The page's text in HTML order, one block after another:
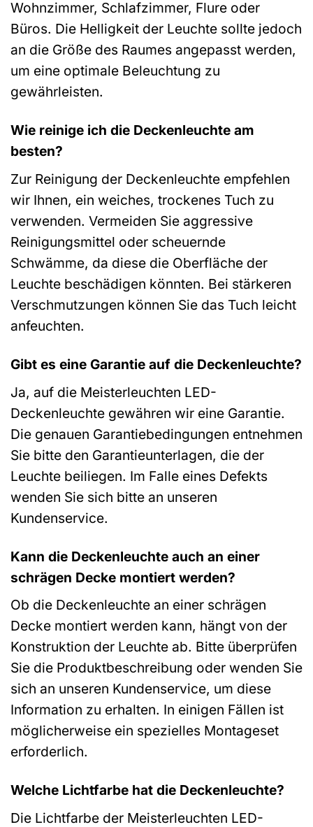
Wohnzimmer, Schlafzimmer, Flure oder
Büros. Die Helligkeit der Leuchte sollte jedoch
an die Größe des Raumes angepasst werden,
um eine optimale Beleuchtung zu
gewährleisten.
Wie reinige ich die Deckenleuchte am
besten?
Zur Reinigung der Deckenleuchte empfehlen
wir Ihnen, ein weiches, trockenes Tuch zu
verwenden. Vermeiden Sie aggressive
Reinigungsmittel oder scheuernde
Schwämme, da diese die Oberfläche der
Leuchte beschädigen könnten. Bei stärkeren
Verschmutzungen können Sie das Tuch leicht
anfeuchten.
Gibt es eine Garantie auf die Deckenleuchte?
Ja, auf die Meisterleuchten LED-
Deckenleuchte gewähren wir eine Garantie.
Die genauen Garantiebedingungen entnehmen
Sie bitte den Garantieunterlagen, die der
Leuchte beiliegen. Im Falle eines Defekts
wenden Sie sich bitte an unseren
Kundenservice.
Kann die Deckenleuchte auch an einer
schrägen Decke montiert werden?
Ob die Deckenleuchte an einer schrägen
Decke montiert werden kann, hängt von der
Konstruktion der Leuchte ab. Bitte überprüfen
Sie die Produktbeschreibung oder wenden Sie
sich an unseren Kundenservice, um diese
Information zu erhalten. In einigen Fällen ist
möglicherweise ein spezielles Montageset
erforderlich.
Welche Lichtfarbe hat die Deckenleuchte?
Die Lichtfarbe der Meisterleuchten LED-